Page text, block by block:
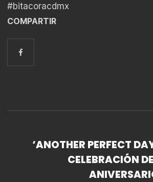
#bitacoracdmx
COMPARTIR
‘ANOTHER PERFECT
CELEBRACIÓN